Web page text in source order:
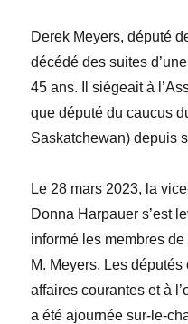
Derek Meyers, député
décédé des suites
45 ans. Il siégeait à
que député du caucus
Saskatchewan) depuis
Le 28 mars 2023, la
Donna Harpauer s’est
informé les membres
M. Meyers. Les
affaires courantes et à
aété ajournée sur-le-